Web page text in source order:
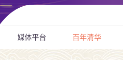
媒体平台 百年清华